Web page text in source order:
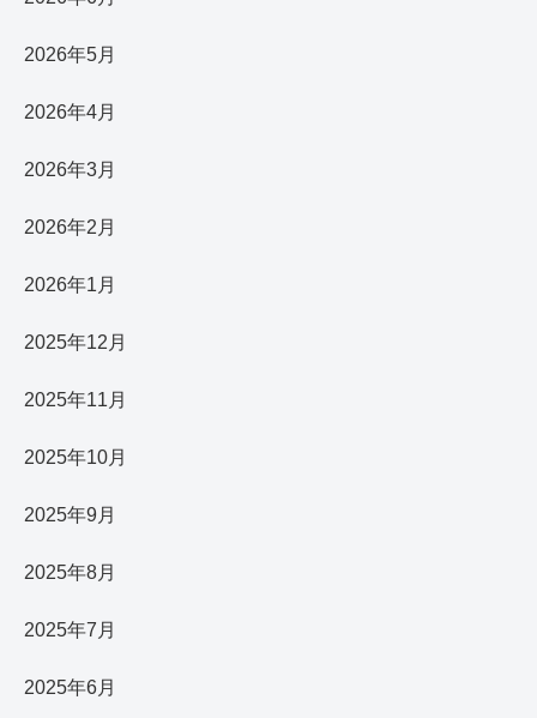
2026年5月
2026年4月
2026年3月
2026年2月
2026年1月
2025年12月
2025年11月
2025年10月
2025年9月
2025年8月
2025年7月
2025年6月